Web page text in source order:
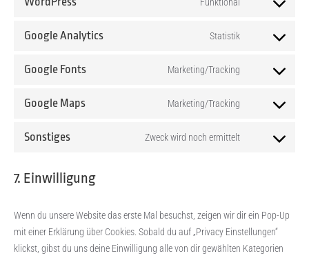
Consent
Google Analytics Statistik
Consent
analytics
Google Fonts Marketing/Tracking
Consent
Google Maps Marketing/Tracking
Consent
Sonstiges Zweck wird noch ermittelt
Consent
7. Einwilligung
Wenn du unsere Website das erste Mal besuchst, zeigen wir dir ein Pop-Up
mit einer Erklärung über Cookies. Sobald du auf „Privacy Einstellungen“
klickst, gibst du uns deine Einwilligung alle von dir gewählten Kategorien